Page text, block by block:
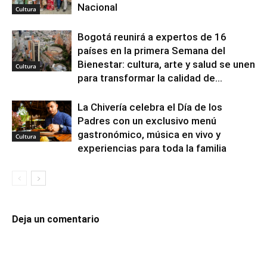
Cultura
Nacional
Cultura
Bogotá reunirá a expertos de 16
países en la primera Semana del
Bienestar: cultura, arte y salud se unen
para transformar la calidad de...
Cultura
La Chivería celebra el Día de los
Padres con un exclusivo menú
gastronómico, música en vivo y
experiencias para toda la familia
Deja un comentario